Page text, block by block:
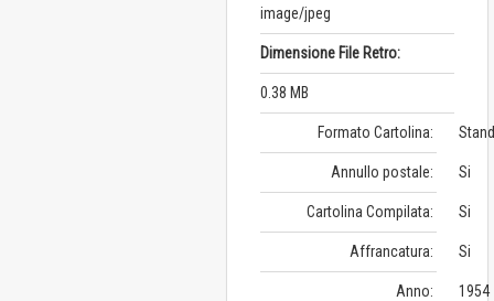
image/jpeg
Dimensione File Retro:
0.38 MB
Formato Cartolina:
Annullo postale: Si
Cartolina Compilata: Si
Affrancatura: Si
Anno: 1954